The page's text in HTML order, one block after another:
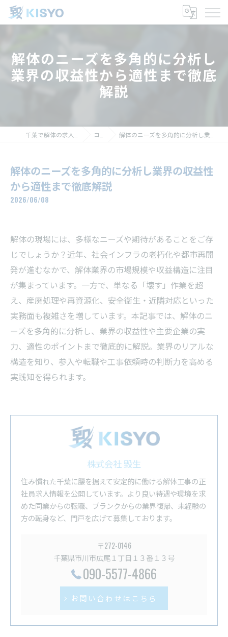
解体のニーズを多角的に分析し
業界の収益性から適性まで徹底
解説
コラム 解体のニーズを多角的に分析し業界の収益性から適性まで徹底解説
解体のニーズを多角的に分析し業界の収益性
から適性まで徹底解説
2026/06/08
解体の現場には、多様なニーズや期待があることをご存
じでしょうか？近年、社会インフラの老朽化や都市再開
発が進むなかで、解体業界の市場規模や収益構造に注目
が集まっています。一方で、単なる「壊す」作業を超
え、産廃処理や再資源化、安全衛生・近隣対応といった
実務面も複雑さを増しています。本記事では、解体のニ
ーズを多角的に分析し、業界の収益性や主要企業の実
力、適性のポイントまで徹底的に解説。業界のリアルな
構造を知り、参入や転職や工事依頼時の判断力を高める
実践知を得られます。
株式会社 毀生
住み慣れた千葉に腰を据えて安定的に働ける解体工事の正
社員求人情報を公開しています。より良い待遇や環境を求
めた同業からの転職、ブランクからの業界復帰、未経験の
方の転身など、門戸を広げて募集しております。
〒272-0146
千葉県市川市広尾１丁目１３番１３号
090-5577-4866
お問い合わせはこちら